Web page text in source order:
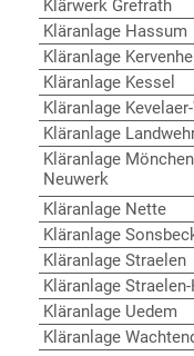
Klärwerk Grefrath
Kläranlage Hassum
Kläranlage
Kläranlage Kessel
Kläranlage
Kläranlage
Kläranlage
Neuwerk
Kläranlage Nette
Kläranlage
Kläranlage Straelen
Kläranlage
Kläranlage Uedem
Kläranlage